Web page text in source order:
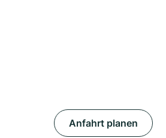
Anfahrt planen